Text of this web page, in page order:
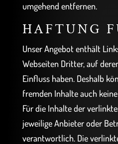
umgehend entfernen.
HAFTUNG
Unser Angebot enthält
Webseiten Dritter, auf
Einfluss haben. Deshalb
fremden Inhalte auch
Für die Inhalte der
jeweilige Anbieter oder
verantwortlich. Die